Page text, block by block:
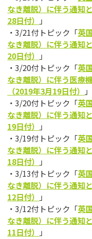
なき離脱）に伴う通知
28日付）
」
・3/21付トピック「英
なき離脱）に伴う通知
20日付）
」
・3/20付トピック「英
なき離脱）に伴う医療
（2019年3月19日付）
」
・3/20付トピック「英
なき離脱）に伴う通知
19日付）
」
・3/19付トピック「英
なき離脱）に伴う通知
18日付）
」
・3/13付トピック「英
なき離脱）に伴う通知
12日付）
」
・3/12付トピック「英
なき離脱）に伴う通知
11日付）
」